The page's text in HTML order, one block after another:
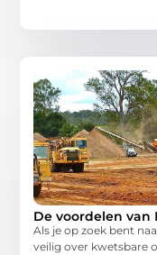
De voordelen van
Als je op zoek bent
veilig over kwetsbare